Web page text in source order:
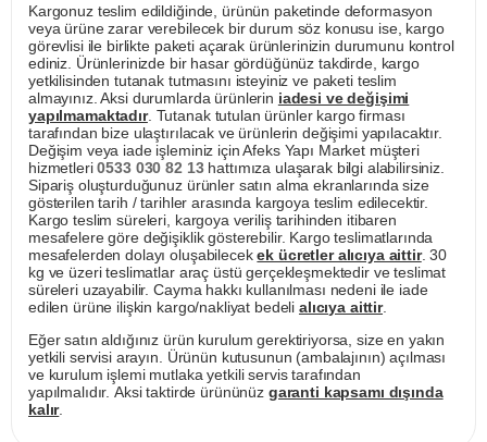
Kargonuz teslim edildiğinde, ürünün paketinde deformasyon
veya ürüne zarar verebilecek bir durum söz konusu ise, kargo
görevlisi ile birlikte paketi açarak ürünlerinizin durumunu kontrol
ediniz. Ürünlerinizde bir hasar gördüğünüz takdirde, kargo
yetkilisinden tutanak tutmasını isteyiniz ve paketi teslim
almayınız. Aksi durumlarda ürünlerin iadesi ve değişimi
yapılmamaktadır. Tutanak tutulan ürünler kargo firması
tarafından bize ulaştırılacak ve ürünlerin değişimi yapılacaktır.
Değişim veya iade işleminiz için Afeks Yapı Market müşteri
hizmetleri0533 030 82 13hattımıza ulaşarak bilgi alabilirsiniz.
Sipariş oluşturduğunuz ürünler satın alma ekranlarında size
gösterilen tarih / tarihler arasında kargoya teslim edilecektir.
Kargo teslim süreleri, kargoya veriliş tarihinden itibaren
mesafelere göre değişiklik gösterebilir. Kargo teslimatlarında
mesafelerden dolayı oluşabilecekek ücretler alıcıya aittir. 30
kg ve üzeri teslimatlar araç üstü gerçekleşmektedir ve teslimat
süreleri uzayabilir. Cayma hakkı kullanılması nedeni ile iade
edilen ürüne ilişkin kargo/nakliyat bedeli alıcıya aittir.
Eğer satın aldığınız ürün kurulum gerektiriyorsa, size en yakın
yetkili servisi arayın. Ürünün kutusunun (ambalajının) açılması
ve kurulum işlemi mutlaka yetkili servis tarafından
yapılmalıdır. Aksi taktirde ürününüz garanti kapsamı dışında
kalır.